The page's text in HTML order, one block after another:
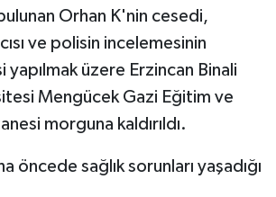
Orhan K'nin cesedi,
ve polisin incelemesinin
yapılmak üzere Erzincan Binali
Mengücek Gazi Eğitim ve
morguna kaldırıldı.
öncede sağlık sorunları yaşadığı